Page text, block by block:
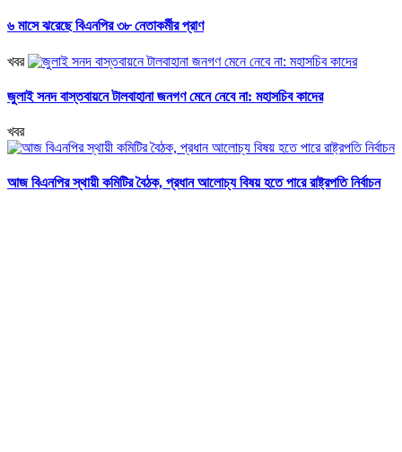
৬ মাসে ঝরেছে বিএনপির ৩৮ নেতাকর্মীর প্রাণ
খবর
জুলাই সনদ বাস্তবায়নে টালবাহানা জনগণ মেনে নেবে না: মহাসচিব কাদের
খবর
আজ বিএনপির স্থায়ী কমিটির বৈঠক, প্রধান আলোচ্য বিষয় হতে পারে রাষ্ট্রপতি নির্বাচন